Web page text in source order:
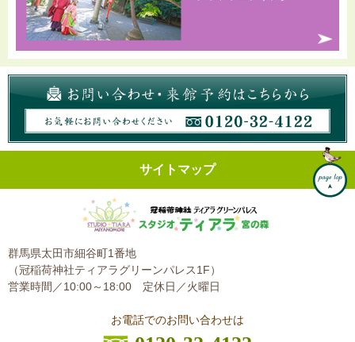
サイトマップ
群馬県太田市細谷町1番地
（冠稲荷神社ティアラグリーンパレス1F）
営業時間／10:00～18:00 定休日／火曜日
お電話でのお問い合わせは